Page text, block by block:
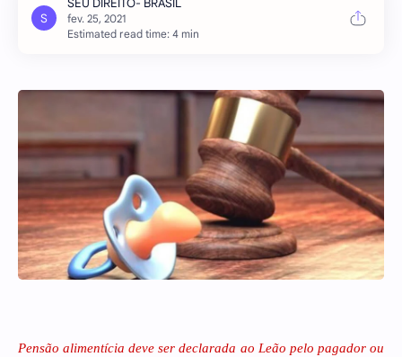
Estimated read time: 4 min
Pensão alimentícia deve ser declarada ao Leão pelo pagador ou